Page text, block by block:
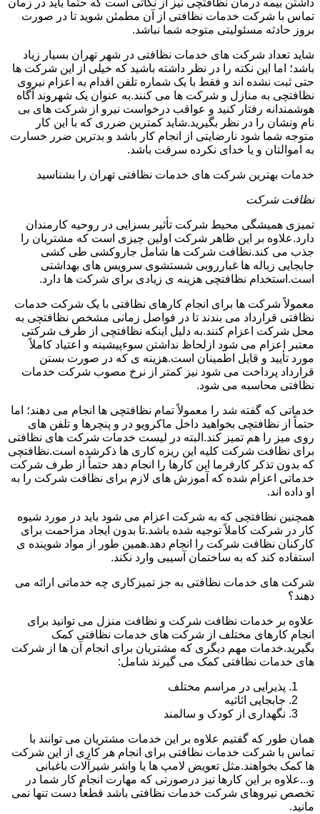
داشتن بیمه درمان نظافتچی نیز از نکاتی است که حتماً باید در زمان
تماس با شرکت خدمات نظافتی از آن مطمئن شوید تا در صورت
بروز حادثه مسئولیتی متوجه شما نباشد.
شاید تعداد شرکت های خدمات نظافتی در شهر تهران بسیار زیاد
باشد؛ اما این نکته را در نظر داشته باشید که خیلی از این شرکت ها
حتی ثبت نشده اند و فقط با یک شماره تلفن اقدام به اعزام نیروی
نظافتچی به منازل و شرکت ها می کنند.به عنوان یک شهروند آگاه
هوشمندانه رفتار کنید و عواقب درخواست نیرو از شرکت های بی
نام ونشان را در نظر بگیرید.شاید کمترین ضرری که با این کار
متوجه شما شود نارضایتی از انجام کار باشد و بدترین ضرر خسارت
به اموالتان و یا خدای نکرده سرقت باشد.
خدمات بهترین شرکت های خدمات نظافتی تهران را بشناسید
نظافت شرکت
تمیزی همیشگی محیط شرکت تأثیر بسزایی در روحیه کارمندان
دارد.علاوه بر این ظاهر شرکت اولین چیزی است که مشتریان را
جذب می کند.نظافت شرکت ها شامل جاروکشی طی کشی
جابجایی زباله ها غبارروبی شستشوی سرویس های بهداشتی
است.استخدام نظافتچی هزینه ی زیادی برای شرکت ها دارد.
معمولاً شرکت ها برای انجام کارهای نظافتی با یک شرکت خدمات
نظافتی قرارداد می بندند تا در فواصل زمانی مشخص نظافتچی به
محل شرکت اعزام کنند.به دلیل اینکه نظافتچی از طرف شرکتی
معتبر اعزام می شود ازلحاظ نداشتن سوءپیشینه و اعتیاد کاملاً
مورد تأیید و قابل اطمینان است.هزینه ی که در صورت بستن
قرارداد پرداخت می شود نیز کمتر از نرخ مصوب شرکت خدمات
نظافتی محاسبه می شود.
خدماتی که گفته شد را معمولاً تمام نظافتچی ها انجام می دهند؛ اما
حتماً از نظافتچی بخواهید داخل ماکرویو در و پنچرها و تلفن های
روی میز را هم تمیز کند.البته در لیست خدمات شرکت های نظافتی
برای نظافت شرکت کلیه این ریزه کاری ها ذکرشده است.نظافتچی
که بدون تذکر کارفرما این کارها را انجام دهد حتماً از طرف شرکت
خدماتی اعزام شده که آموزش های لازم برای نظافت شرکت را به
او داده اند.
همچنین نظافتچی که به شرکت اعزام می شود باید در مورد شیوه
کار در شرکت کاملاً توجیه شده باشد.تا بدون ایجاد مزاحمت برای
کارکنان نظافت شرکت را انجام دهد.همین طور از مواد شوینده ی
استفاده کند که به ساختمان آسیبی وارد نکند.
شرکت های خدمات نظافتی به جز تمیزکاری چه خدماتی ارائه می
دهند؟
علاوه بر خدمات نظافت شرکت و نظافت منزل می توانید برای
انجام کارهای مختلف از شرکت های خدمات نظافتی کمک
بگیرید.خدمات مهم دیگری که مشتریان برای انجام آن ها از شرکت
های خدمات نظافتی کمک می گیرند شامل:
پذیرایی در مراسم مختلف
جابجایی اثاثیه
نگهداری از کودک و سالمند
همان طور که گفتیم علاوه بر این خدمات مشتریان می توانند با
تماس با شرکت خدمات نظافتی برای انجام هر کاری از این شرکت
ها کمک بخواهند.مثل تعویض لامپ ها یا واشر شیرآلات باغبانی
و...علاوه بر این کارها نیز درصورتی که مهارت انجام کار شما در
تخصص نیروهای شرکت خدمات نظافتی باشد قطعاً دست تنها نمی
مانید.